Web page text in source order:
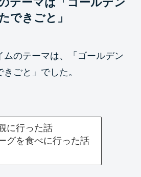
できごと」
ムのテーマは、「ゴールデン
ごと」でした。
に行った話
グを食べに行った話